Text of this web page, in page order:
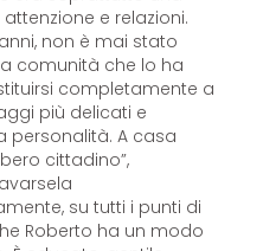
e relazioni.
non è mai stato
comunità che lo ha
completamente a
più delicati e
personalità. A casa
cittadino”,
su tutti i punti di
Roberto ha un modo